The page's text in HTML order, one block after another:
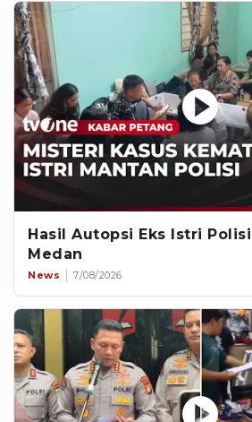
Hasil Autopsi Eks Istri
Medan
News 7/08/2026